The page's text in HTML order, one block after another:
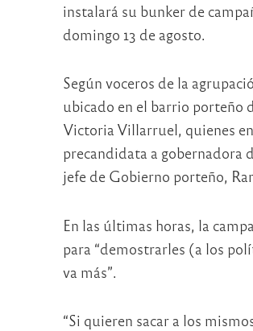
instalará su bunker de
domingo 13 de agosto.
Según voceros de la
ubicado en el barrio porteño
Victoria Villarruel, quienes
precandidata a gobernadora
jefe de Gobierno porteño,
En las últimas horas, la
para “demostrarles (a los
va más”.
“Si quieren sacar a los